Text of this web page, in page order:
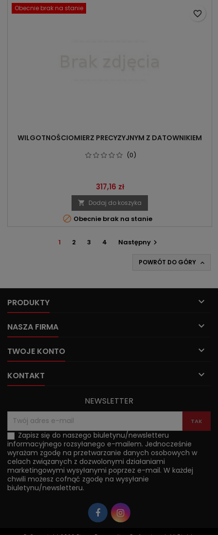
Obecnie brak na stanie
WILGOTNOŚCIOMIERZ PRECYZYJNYM Z DATOWNIKIEM
(0)
Cena
317,16 zł
 Dodaj do koszyka
 Obecnie brak na stanie
favorite_border
1 2 3 4 Następny 
POWRÓT DO GÓRY 
PRODUKTY 
NASZA FIRMA 
TWOJE KONTO 
KONTAKT 
NEWSLETTER
Zapisz się do naszego biuletynu/newsletteru
informacyjnego rozsyłanego e-mailem. Jednocześnie
wyrażam zgodę na przetwarzanie danych osobowych w
celach związanych z dozwolonymi działaniami
marketingowymi wysyłanymi poprzez e-mail. W każdej
chwili możesz cofnąć zgodę na wysyłanie
biuletynu/newsletteru.